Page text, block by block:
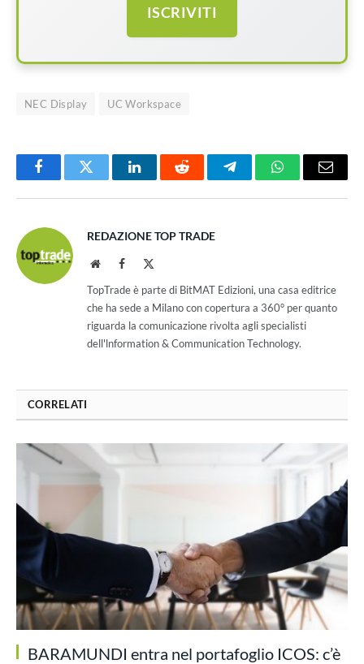
ISCRIVITI
NEC Display UC Workspace
FacebookTwitter LinkedInReddit TelegramWhatsAppEmail
REDAZIONE TOP TRADE
WebsiteFacebook
TopTrade è parte di BitMAT Edizioni, una casa editrice
che ha sede a Milano con copertura a 360° per quanto
riguarda la comunicazione rivolta agli specialisti
dell'lnformation & Communication Technology.
CORRELATI
BARAMUNDI entra nel portafoglio ICOS: c’è